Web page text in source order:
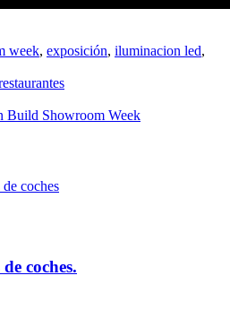
week, exposición, iluminacion led,
Build Showroom Week
coches.